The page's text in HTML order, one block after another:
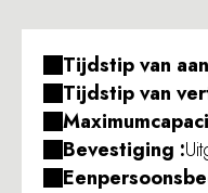
Tijdstip van
Tijdstip van
Bevestiging :